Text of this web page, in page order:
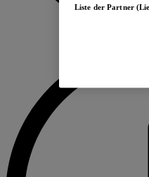
Liste der Partner